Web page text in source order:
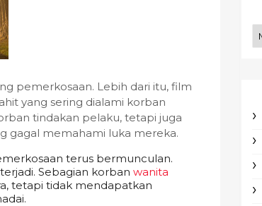
pemerkosaan. Lebih dari itu, film
yang sering dialami korban
tindakan pelaku, tetapi juga
gagal memahami luka mereka.
terus bermunculan.
Sebagian korban wanita
tetapi tidak mendapatkan